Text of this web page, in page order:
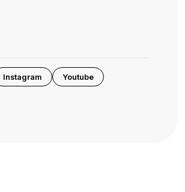
Instagram Youtube